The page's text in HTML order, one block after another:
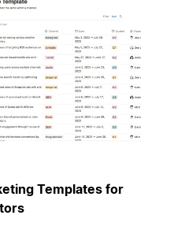
Templates for